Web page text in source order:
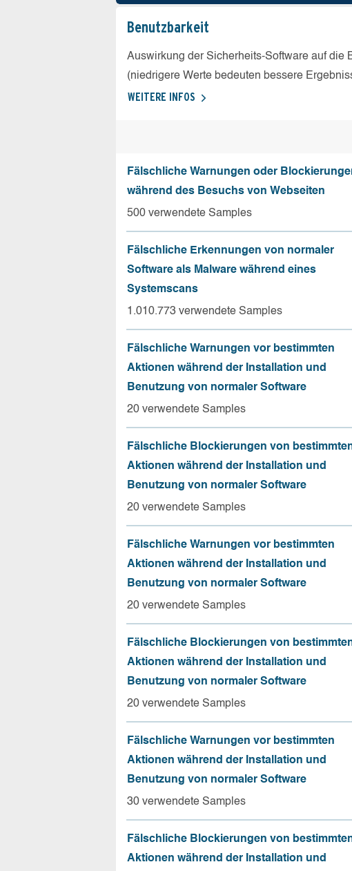
Benutz­barkeit
Auswirkung der Sicherheits-Software auf die
(niedrigere Werte bedeuten bessere
WEITERE INFOS
Fälschliche Warnungen oder
während des Besuchs von Webseiten
500 verwendete Samples
Fälschliche Erkennungen von normaler
Software als Malware während eines
Systemscans
1.010.773 verwendete Samples
Fälschliche Warnungen vor bestimmten
Aktionen während der Installation und
Benutzung von normaler Software
20 verwendete Samples
Fälschliche Blockierungen von
Aktionen während der Installation und
Benutzung von normaler Software
20 verwendete Samples
Fälschliche Warnungen vor bestimmten
Aktionen während der Installation und
Benutzung von normaler Software
20 verwendete Samples
Fälschliche Blockierungen von
Aktionen während der Installation und
Benutzung von normaler Software
20 verwendete Samples
Fälschliche Warnungen vor bestimmten
Aktionen während der Installation und
Benutzung von normaler Software
30 verwendete Samples
Fälschliche Blockierungen von
Aktionen während der Installation und